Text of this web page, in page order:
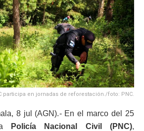
participa en jornadas de reforestación./foto: PNC.
8 jul (AGN).- En el marco del 25
Policía Nacional Civil (PNC),